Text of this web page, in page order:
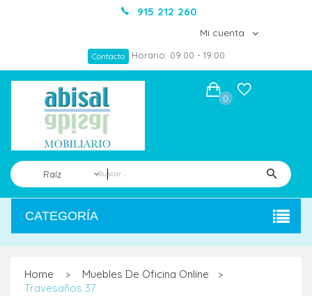
915 212 260
Mi cuenta
Contacto Horario: 09:00 - 19:00
Raíz
0
CATEGORÍA
Home > Muebles De Oficina Online >
Travesaños 37